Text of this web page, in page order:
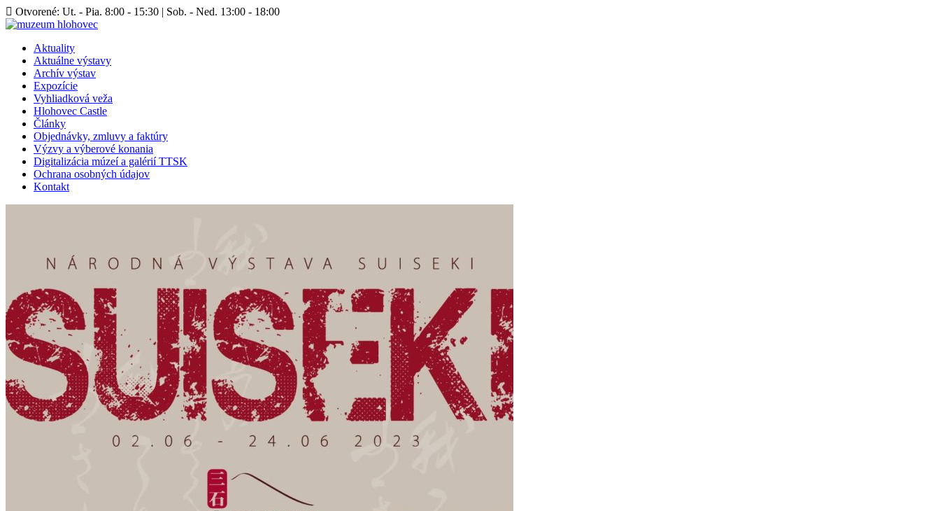
Otvorené: Ut. - Pia. 8:00 - 15:30 | Sob. - Ned. 13:00 - 18:00
Aktuality
Aktuálne výstavy
Archív výstav
Expozície
Vyhliadková veža
Hlohovec Castle
Články
Objednávky, zmluvy a faktúry
Výzvy a výberové konania
Digitalizácia múzeí a galérií TTSK
Ochrana osobných údajov
Kontakt